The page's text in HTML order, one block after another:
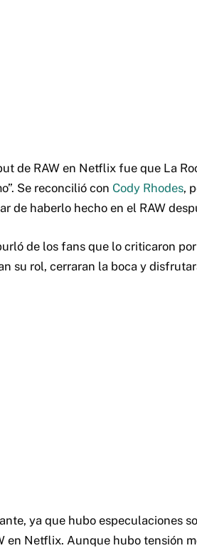
de RAW en Netflix fue que La
Se reconcilió con Cody Rhodes,
de haberlo hecho en el RAW
de los fans que lo criticaron
su rol, cerraran la boca y
ya que hubo especulaciones
en Netflix. Aunque hubo tensión